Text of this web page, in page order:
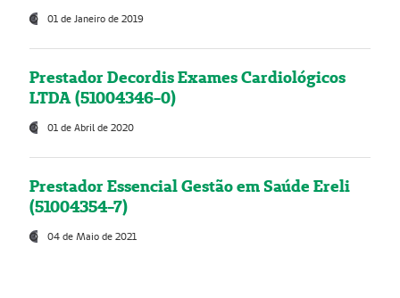
01 de Janeiro de 2019
Prestador Decordis Exames Cardiológicos
LTDA (51004346-0)
01 de Abril de 2020
Prestador Essencial Gestão em Saúde Ereli
(51004354-7)
04 de Maio de 2021